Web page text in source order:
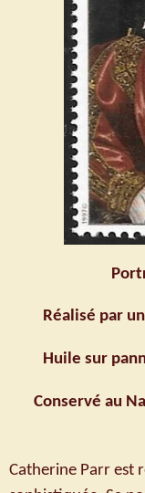
Réalisé par
Huile sur
Conservé au
Catherine Parr est